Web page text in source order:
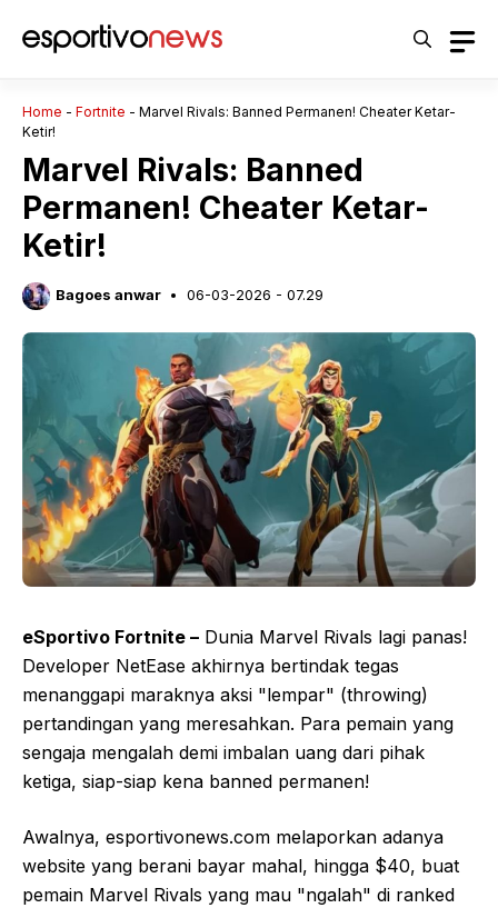
Home - Fortnite - Marvel Rivals: Banned Permanen! Cheater Ketar-
Ketir!
Marvel Rivals: Banned
Permanen! Cheater Ketar-
Ketir!
Bagoes anwar 06-03-2026 - 07.29
eSportivo Fortnite – Dunia Marvel Rivals lagi panas!
Developer NetEase akhirnya bertindak tegas
menanggapi maraknya aksi "lempar" (throwing)
pertandingan yang meresahkan. Para pemain yang
sengaja mengalah demi imbalan uang dari pihak
ketiga, siap-siap kena banned permanen!
Awalnya, esportivonews.com melaporkan adanya
website yang berani bayar mahal, hingga $40, buat
pemain Marvel Rivals yang mau "ngalah" di ranked